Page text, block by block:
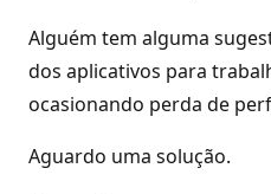
Alguém tem alguma
dos aplicativos para
ocasionando perda de
Aguardo uma solução.